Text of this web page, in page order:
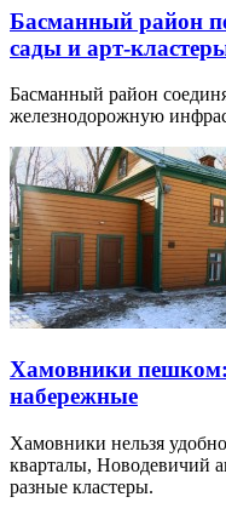
Басманный район
сады и арт-
Басманный район
железнодорожную
Хамовники пешком:
набережные
Хамовники нельзя
кварталы, Новодевичий
разные кластеры.